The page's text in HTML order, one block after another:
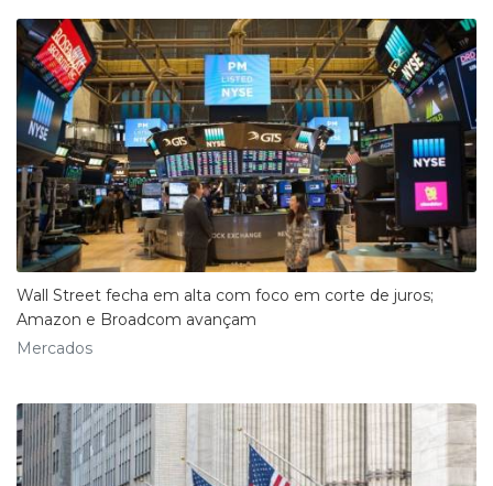
Wall Street fecha em alta com foco em corte de juros;
Amazon e Broadcom avançam
Mercados